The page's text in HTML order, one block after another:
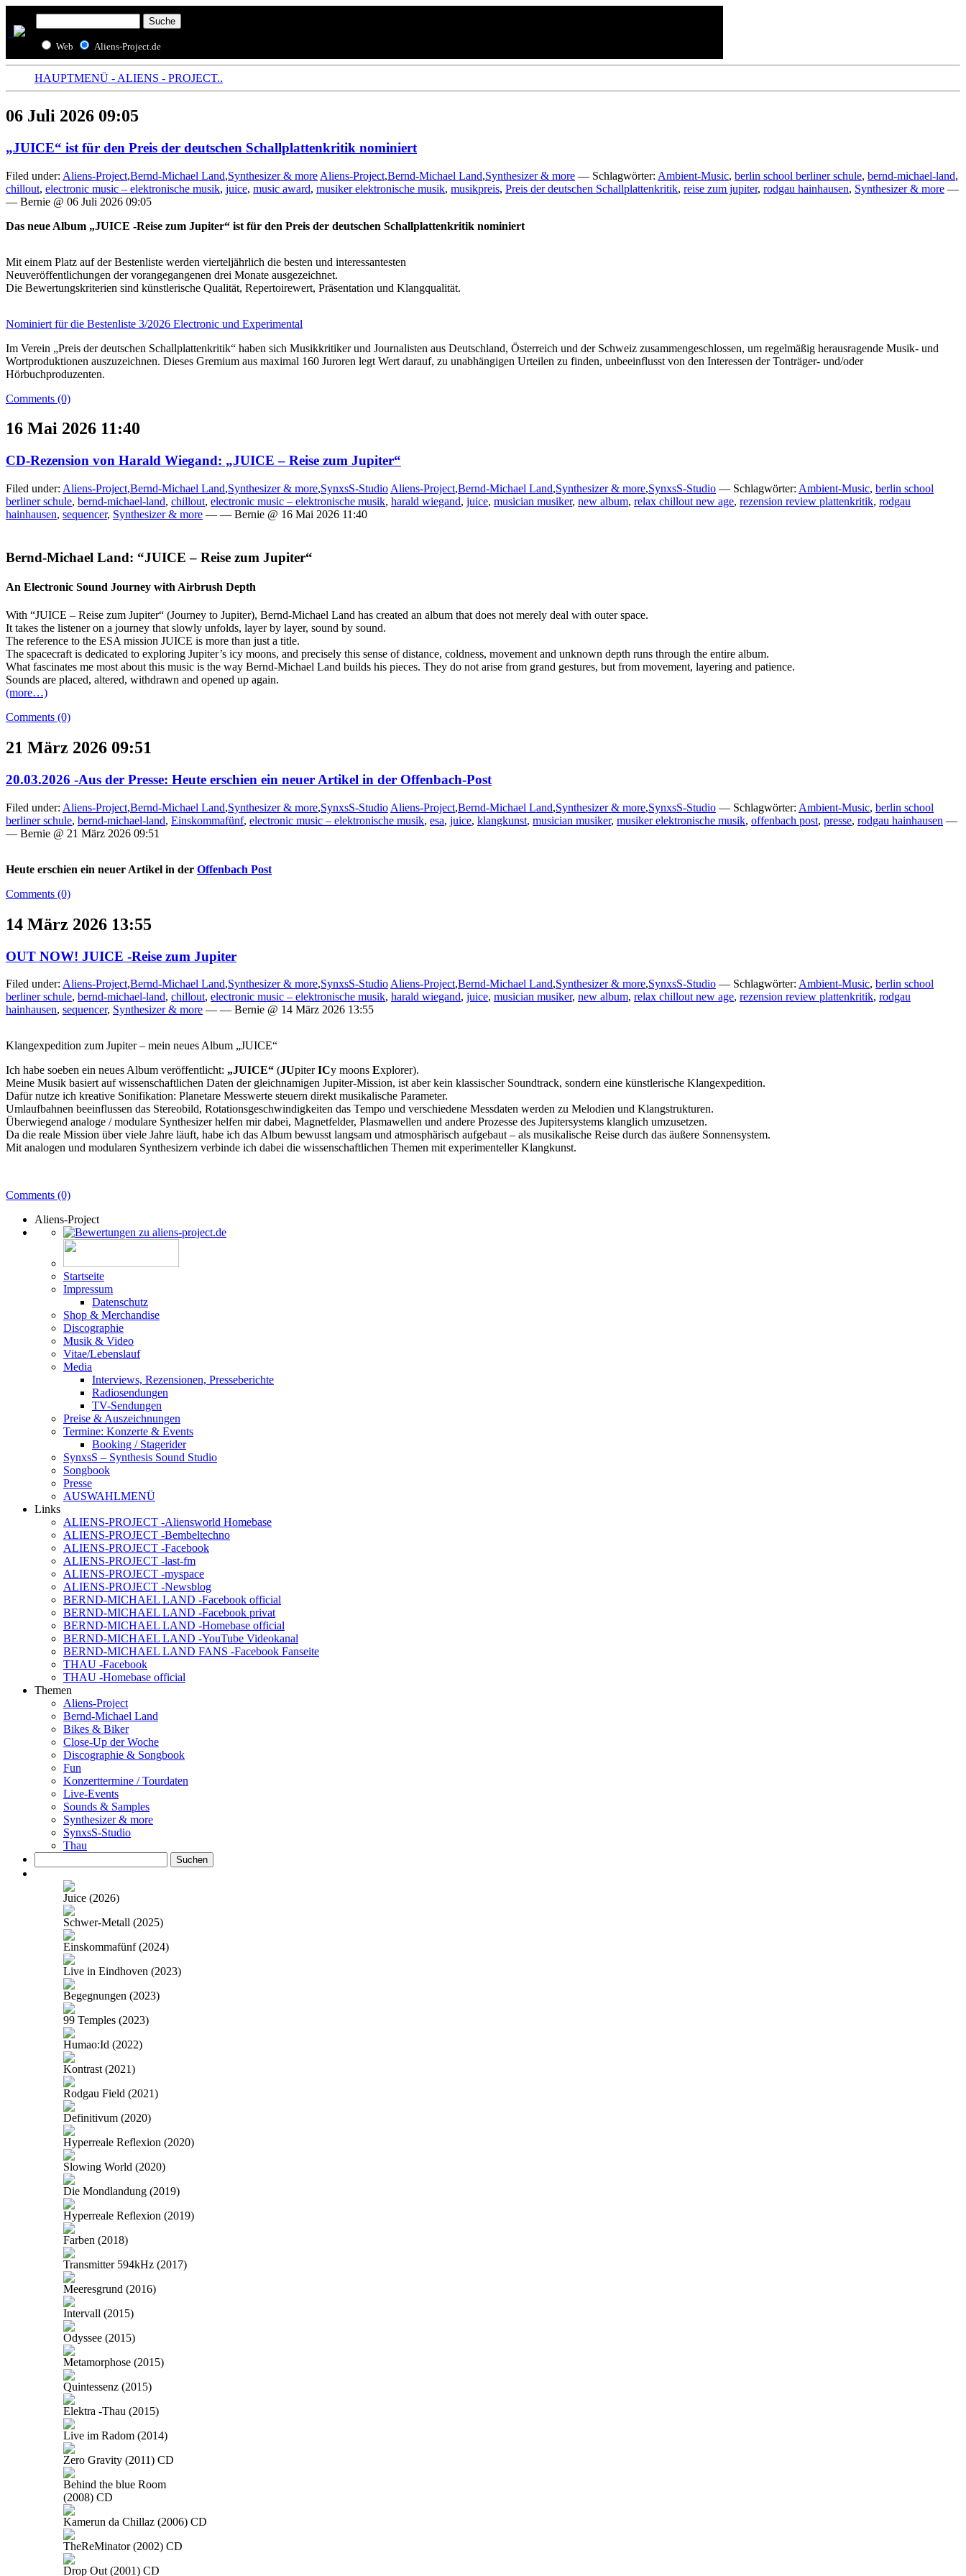
Web Aliens-Project.de
HAUPTMENÜ - ALIENS - PROJECT..
06 Juli 2026 09:05
„JUICE“ ist für den Preis der deutschen Schallplattenkritik nominiert
Filed under: Aliens-Project,Bernd-Michael Land,Synthesizer & more Aliens-Project,Bernd-Michael Land,Synthesizer & more — Schlagwörter: Ambient-Music, berlin school berliner schule, bernd-michael-land,
chillout, electronic music – elektronische musik, juice, music award, musiker elektronische musik, musikpreis, Preis der deutschen Schallplattenkritik, reise zum jupiter, rodgau hainhausen, Synthesizer & more —
— Bernie @ 06 Juli 2026 09:05
Das neue Album „JUICE -Reise zum Jupiter“ ist für den Preis der deutschen Schallplattenkritik nominiert
Mit einem Platz auf der Bestenliste werden vierteljährlich die besten und interessantesten
Neuveröffentlichungen der vorangegangenen drei Monate ausgezeichnet.
Die Bewertungskriterien sind künstlerische Qualität, Repertoirewert, Präsentation und Klangqualität.
Nominiert für die Bestenliste 3/2026 Electronic und Experimental
Im Verein „Preis der deutschen Schallplattenkritik“ haben sich Musikkritiker und Journalisten aus Deutschland, Österreich und der Schweiz zusammengeschlossen, um regelmäßig herausragende Musik- und
Wortproduktionen auszuzeichnen. Dieses Gremium aus maximal 160 Juroren legt Wert darauf, zu unabhängigen Urteilen zu finden, unbeeinflusst von den Interessen der Tonträger- und/oder
Hörbuchproduzenten.
Comments (0)
16 Mai 2026 11:40
CD-Rezension von Harald Wiegand: „JUICE – Reise zum Jupiter“
Filed under: Aliens-Project,Bernd-Michael Land,Synthesizer & more,SynxsS-Studio Aliens-Project,Bernd-Michael Land,Synthesizer & more,SynxsS-Studio — Schlagwörter: Ambient-Music, berlin school
berliner schule, bernd-michael-land, chillout, electronic music – elektronische musik, harald wiegand, juice, musician musiker, new album, relax chillout new age, rezension review plattenkritik, rodgau
hainhausen, sequencer, Synthesizer & more — — Bernie @ 16 Mai 2026 11:40
Bernd-Michael Land: “JUICE – Reise zum Jupiter“
An Electronic Sound Journey with Airbrush Depth
With “JUICE – Reise zum Jupiter“ (Journey to Jupiter), Bernd-Michael Land has created an album that does not merely deal with outer space.
It takes the listener on a journey that slowly unfolds, layer by layer, sound by sound.
The reference to the ESA mission JUICE is more than just a title.
The spacecraft is dedicated to exploring Jupiter’s icy moons, and precisely this sense of distance, coldness, movement and unknown depth runs through the entire album.
What fascinates me most about this music is the way Bernd-Michael Land builds his pieces. They do not arise from grand gestures, but from movement, layering and patience.
Sounds are placed, altered, withdrawn and opened up again.
(more…)
Comments (0)
21 März 2026 09:51
20.03.2026 -Aus der Presse: Heute erschien ein neuer Artikel in der Offenbach-Post
Filed under: Aliens-Project,Bernd-Michael Land,Synthesizer & more,SynxsS-Studio Aliens-Project,Bernd-Michael Land,Synthesizer & more,SynxsS-Studio — Schlagwörter: Ambient-Music, berlin school
berliner schule, bernd-michael-land, Einskommafünf, electronic music – elektronische musik, esa, juice, klangkunst, musician musiker, musiker elektronische musik, offenbach post, presse, rodgau hainhausen —
— Bernie @ 21 März 2026 09:51
Heute erschien ein neuer Artikel in der Offenbach Post
Comments (0)
14 März 2026 13:55
OUT NOW! JUICE -Reise zum Jupiter
Filed under: Aliens-Project,Bernd-Michael Land,Synthesizer & more,SynxsS-StudioAliens-Project,Bernd-Michael Land,Synthesizer & more,SynxsS-Studio — Schlagwörter: Ambient-Music, berlin school
berliner schule, bernd-michael-land, chillout, electronic music – elektronische musik, harald wiegand, juice, musician musiker, new album, relax chillout new age, rezension review plattenkritik, rodgau
hainhausen, sequencer, Synthesizer & more — — Bernie @ 14 März 2026 13:55
Klangexpedition zum Jupiter – mein neues Album „JUICE“
Ich habe soeben ein neues Album veröffentlicht: „JUICE“ (JUpiterICy moons Explorer).
Meine Musik basiert auf wissenschaftlichen Daten der gleichnamigen Jupiter-Mission, ist aber kein klassischer Soundtrack, sondern eine künstlerische Klangexpedition.
Dafür nutze ich kreative Sonifikation: Planetare Messwerte steuern direkt musikalische Parameter.
Umlaufbahnen beeinflussen das Stereobild, Rotationsgeschwindigkeiten das Tempo und verschiedene Messdaten werden zu Melodien und Klangstrukturen.
Überwiegend analoge / modulare Synthesizer helfen mir dabei, Magnetfelder, Plasmawellen und andere Prozesse des Jupitersystems klanglich umzusetzen.
Da die reale Mission über viele Jahre läuft, habe ich das Album bewusst langsam und atmosphärisch aufgebaut – als musikalische Reise durch das äußere Sonnensystem.
Mit analogen und modularen Synthesizern verbinde ich dabei die wissenschaftlichen Themen mit experimenteller Klangkunst.
Comments (0)
Aliens-Project
Startseite
Impressum
Datenschutz
Shop & Merchandise
Discographie
Musik & Video
Vitae/Lebenslauf
Media
Interviews, Rezensionen, Presseberichte
Radiosendungen
TV-Sendungen
Preise & Auszeichnungen
Termine: Konzerte & Events
Booking / Stagerider
SynxsS – Synthesis Sound Studio
Songbook
Presse
AUSWAHLMENÜ
Links
ALIENS-PROJECT -Aliensworld Homebase
ALIENS-PROJECT -Bembeltechno
ALIENS-PROJECT -Facebook
ALIENS-PROJECT -last-fm
ALIENS-PROJECT -myspace
ALIENS-PROJECT -Newsblog
BERND-MICHAEL LAND -Facebook official
BERND-MICHAEL LAND -Facebook privat
BERND-MICHAEL LAND -Homebase official
BERND-MICHAEL LAND -YouTube Videokanal
BERND-MICHAEL LAND FANS -Facebook Fanseite
THAU -Facebook
THAU -Homebase official
Themen
Aliens-Project
Bernd-Michael Land
Bikes & Biker
Close-Up der Woche
Discographie & Songbook
Fun
Konzerttermine / Tourdaten
Live-Events
Sounds & Samples
Synthesizer & more
SynxsS-Studio
Thau
nach:
Juice (2026)
Schwer-Metall (2025)
Einskommafünf (2024)
Live in Eindhoven (2023)
Begegnungen (2023)
99 Temples (2023)
Humao:Id (2022)
Kontrast (2021)
Rodgau Field (2021)
Definitivum (2020)
Hyperreale Reflexion (2020)
Slowing World (2020)
Die Mondlandung (2019)
Hyperreale Reflexion (2019)
Farben (2018)
Transmitter 594kHz (2017)
Meeresgrund (2016)
Intervall (2015)
Odyssee (2015)
Metamorphose (2015)
Quintessenz (2015)
Elektra -Thau (2015)
Live im Radom (2014)
Zero Gravity (2011) CD
Behind the blue Room
(2008) CD
Kamerun da Chillaz (2006) CD
TheReMinator (2002) CD
Drop Out (2001) CD